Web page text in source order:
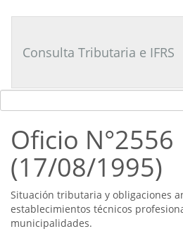
Tributario
Consulta Tributaria e IFRS
Oficio N°2556
(17/08/1995)
Situación tributaria y obligaciones
establecimientos técnicos
municipalidades.